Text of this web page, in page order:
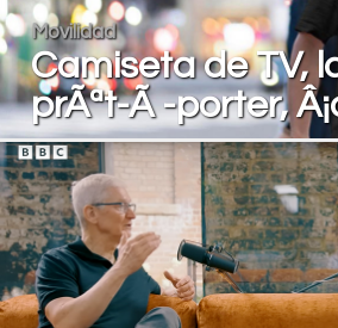
Movilidad
Camiseta de TV,
prÃªt-Ã -porter,